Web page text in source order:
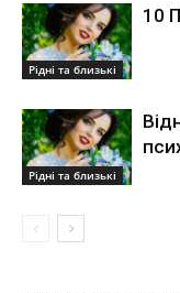
Рідні та близькі
10
Рідні та близькі